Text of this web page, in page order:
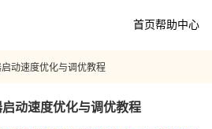
首页帮助中心
启动速度优化与调优教程
启动速度优化与调优教程